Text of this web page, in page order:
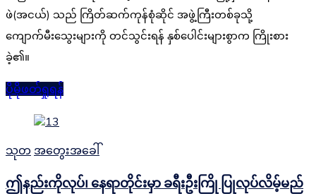
ဖဲ(အငယ်) သည် ကြိတ်ဆက်ကုန်စုံဆိုင် အဖွဲ့ကြီးတစ်ခုသို့
ကျောက်မီးသွေးများကို တင်သွင်းရန် နှစ်ပေါင်းများစွာက ကြိုးစား
ခဲ့၏။
ပိုမိုဖတ်ရှုရန်
သုတ အတွေးအခေါ်
ဤနည်းကိုလုပ်၊ နေရာတိုင်းမှာ ခရီးဦးကြို ပြုလုပ်လိမ့်မည်